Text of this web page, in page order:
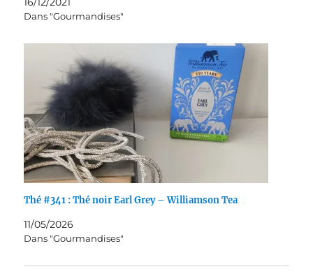
Dans "Gourmandises"
Thé #341 : Thé noir Earl Grey – Williamson Tea
11/05/2026
Dans "Gourmandises"